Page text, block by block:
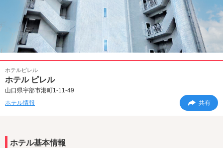
ホテルピレル
ホテル ピレル
山口県宇部市港町1-11-49
ホテル情報
共有
ホテル基本情報